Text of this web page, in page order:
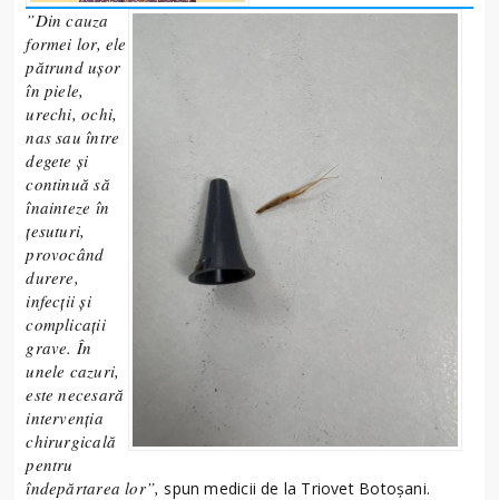
”Din cauza
formei lor, ele
pătrund ușor
în piele,
urechi, ochi,
nas sau între
degete și
continuă să
înainteze în
țesuturi,
provocând
durere,
infecții și
complicații
grave. În
unele cazuri,
este necesară
intervenția
chirurgicală
pentru
îndepărtarea lor”, spun medicii de la Triovet Botoșani.